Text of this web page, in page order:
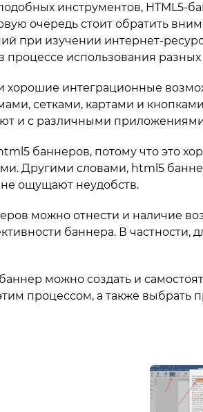
инструментов, HTML5-
очередь стоит обратить
при изучении интернет-
процессе использования
интеграционные
сетками, картами и
и с различными
баннеров, потому что это
Другими словами, html5
не ощущают неудобств.
можно отнести и наличие
баннера. В частности,
можно создать и
процессом, а также выбрать